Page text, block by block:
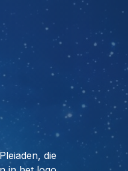
die